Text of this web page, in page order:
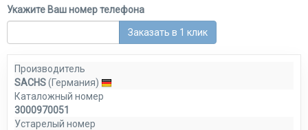
Укажите Ваш номер телефона
Заказать в 1 клик
Производитель
SACHS(Германия)
Каталожный номер
3000970051
Устарелый номер